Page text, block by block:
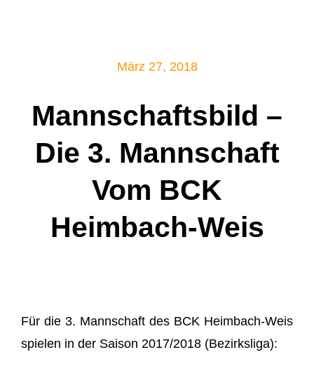
März 27, 2018
Mannschaftsbild –
Die 3. Mannschaft
Vom BCK
Heimbach-Weis
Für die 3. Mannschaft des BCK Heimbach-Weis
spielen in der Saison 2017/2018 (Bezirksliga):